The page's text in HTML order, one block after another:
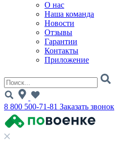
О нас
Наша команда
Новости
Отзывы
Гарантии
Контакты
Приложение
8 800 500-71-81 Заказать звонок